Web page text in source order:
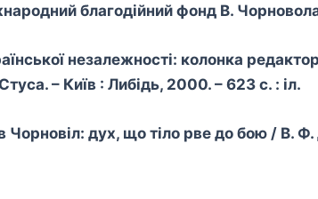
благодійний фонд В.
незалежності: колонка
– Київ : Либідь, 2000. – 623 с. : іл.
дух, що тіло рве до бою / В. Ф.